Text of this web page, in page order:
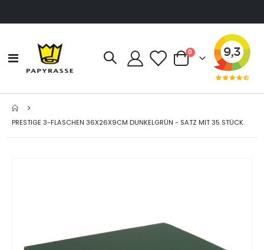
Navigation
umschalten
Cart
0Artikel
PRESTIGE 3-FLASCHEN 36X26X9CM DUNKELGRÜN - SATZ MIT 35 STÜCK.